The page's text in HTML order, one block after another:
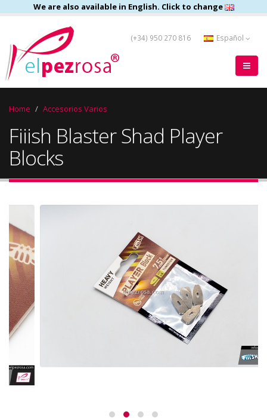
We are also available in English. Click to change
(+34) 950 270 816 Español
Home Accesorios Varios
Fiiish Blaster Shad Player
Blocks